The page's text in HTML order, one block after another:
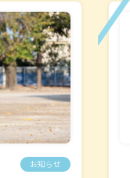
お知らせ